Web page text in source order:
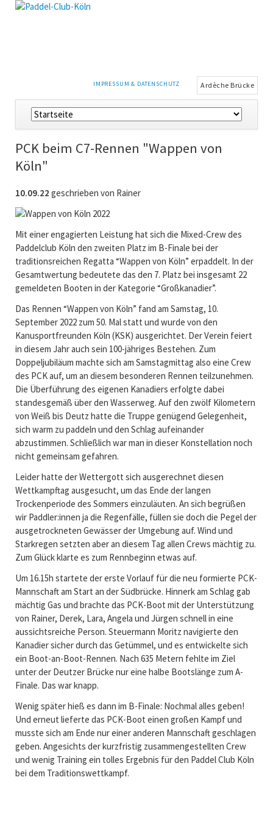
NAVIGATION
IMPRESSUM & DATENSCHUTZ Ardèche Brücke
Navigation
überspringen
PCK beim C7-Rennen "Wappen von
Köln"
10.09.22 geschrieben von Rainer
Mit einer engagierten Leistung hat sich die Mixed-Crew des
Paddelclub Köln den zweiten Platz im B-Finale bei der
traditionsreichen Regatta “Wappen von Köln” erpaddelt. In der
Gesamtwertung bedeutete das den 7. Platz bei insgesamt 22
gemeldeten Booten in der Kategorie “Großkanadier”.
Das Rennen “Wappen von Köln” fand am Samstag, 10.
September 2022 zum 50. Mal statt und wurde von den
Kanusportfreunden Köln (KSK) ausgerichtet. Der Verein feiert
in diesem Jahr auch sein 100-jähriges Bestehen. Zum
Doppeljubiläum machte sich am Samstagmittag also eine Crew
des PCK auf, um an diesem besonderen Rennen teilzunehmen.
Die Überführung des eigenen Kanadiers erfolgte dabei
standesgemäß über den Wasserweg. Auf den zwölf Kilometern
von Weiß bis Deutz hatte die Truppe genügend Gelegenheit,
sich warm zu paddeln und den Schlag aufeinander
abzustimmen. Schließlich war man in dieser Konstellation noch
nicht gemeinsam gefahren.
Leider hatte der Wettergott sich ausgerechnet diesen
Wettkampftag ausgesucht, um das Ende der langen
Trockenperiode des Sommers einzuläuten. An sich begrüßen
wir Paddler:innen ja die Regenfälle, füllen sie doch die Pegel der
ausgetrockneten Gewässer der Umgebung auf. Wind und
Starkregen setzten aber an diesem Tag allen Crews mächtig zu.
Zum Glück klarte es zum Rennbeginn etwas auf.
Um 16.15h startete der erste Vorlauf für die neu formierte PCK-
Mannschaft am Start an der Südbrücke. Hinnerk am Schlag gab
mächtig Gas und brachte das PCK-Boot mit der Unterstützung
von Rainer, Derek, Lara, Angela und Jürgen schnell in eine
aussichtsreiche Person. Steuermann Moritz navigierte den
Kanadier sicher durch das Getümmel, und es entwickelte sich
ein Boot-an-Boot-Rennen. Nach 635 Metern fehlte im Ziel
unter der Deutzer Brücke nur eine halbe Bootslänge zum A-
Finale. Das war knapp.
Wenig später hieß es dann im B-Finale: Nochmal alles geben!
Und erneut lieferte das PCK-Boot einen großen Kampf und
musste sich am Ende nur einer anderen Mannschaft geschlagen
geben. Angesichts der kurzfristig zusammengestellten Crew
und wenig Training ein tolles Ergebnis für den Paddel Club Köln
bei dem Traditionswettkampf.